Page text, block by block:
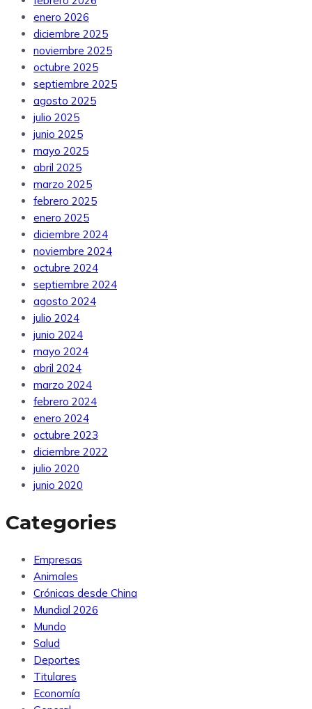
enero 2026
diciembre 2025
noviembre 2025
octubre 2025
septiembre 2025
agosto 2025
julio 2025
junio 2025
mayo 2025
abril 2025
marzo 2025
febrero 2025
enero 2025
diciembre 2024
noviembre 2024
octubre 2024
septiembre 2024
agosto 2024
julio 2024
junio 2024
mayo 2024
abril 2024
marzo 2024
febrero 2024
enero 2024
octubre 2023
diciembre 2022
julio 2020
junio 2020
Categories
Empresas
Animales
Crónicas desde China
Mundial 2026
Mundo
Salud
Deportes
Titulares
Economía